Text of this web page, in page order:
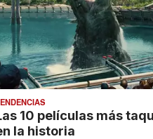
10 películas más
la historia